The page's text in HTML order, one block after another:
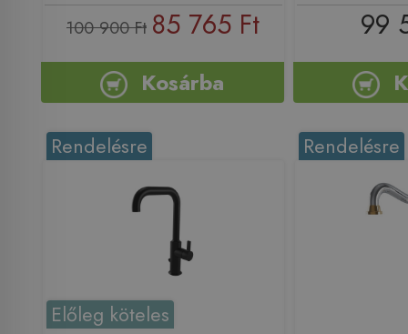
100 900 Ft 85 765 Ft
Kosárba
99
Rendelésre
Előleg köteles
Rendelésre